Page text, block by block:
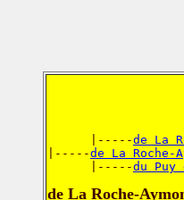
      |-----
de La
|-----de La Roche-
      |-----
du Puy
de La Roche-